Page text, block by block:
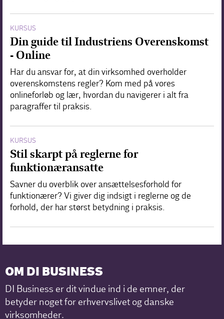
KURSUS
Din guide til Industriens Overenskomst
- Online
Har du ansvar for, at din virksomhed overholder
overenskomstens regler? Kom med på vores
onlineforløb og lær, hvordan du navigerer i alt fra
paragraffer til praksis.
KURSUS
Stil skarpt på reglerne for
funktionæransatte
Savner du overblik over ansættelsesforhold for
funktionærer? Vi giver dig indsigt i reglerne og de
forhold, der har størst betydning i praksis.
OM DI BUSINESS
DI Business er dit vindue ind i de emner, der
betyder noget for erhvervslivet og danske
virksomheder.